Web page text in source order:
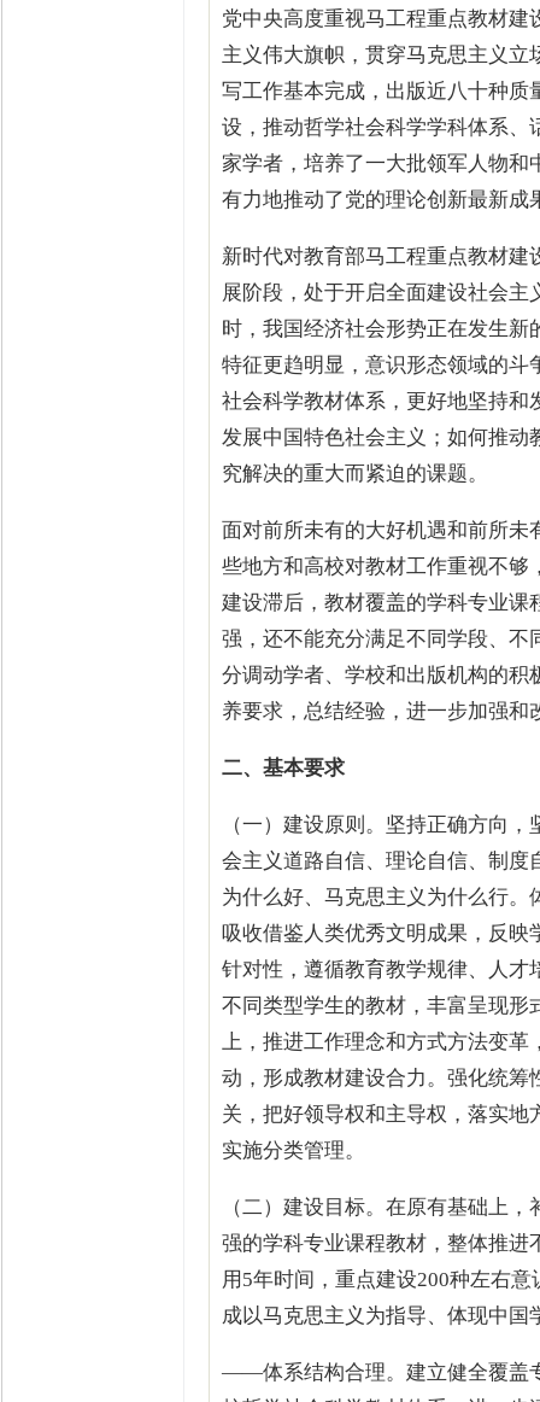
党中央高度重视马工程重点教材
主义伟大旗帜，贯穿马克思主义
写工作基本完成，出版近八十种
设，推动哲学社会科学学科体系
家学者，培养了一大批领军人物
有力地推动了党的理论创新最新
新时代对教育部马工程重点教材
展阶段，处于开启全面建设社会
时，我国经济社会形势正在发生
特征更趋明显，意识形态领域的
社会科学教材体系，更好地坚持
发展中国特色社会主义；如何推
究解决的重大而紧迫的课题。
面对前所未有的大好机遇和前所
些地方和高校对教材工作重视不
建设滞后，教材覆盖的学科专业
强，还不能充分满足不同学段、
分调动学者、学校和出版机构的
养要求，总结经验，进一步加强
二、基本要求
（一）建设原则。坚持正确方向
会主义道路自信、理论自信、制
为什么好、马克思主义为什么行
吸收借鉴人类优秀文明成果，反
针对性，遵循教育教学规律、人
不同类型学生的教材，丰富呈现
上，推进工作理念和方式方法变
动，形成教材建设合力。强化统
关，把好领导权和主导权，落实
实施分类管理。
（二）建设目标。在原有基础上
强的学科专业课程教材，整体推
用5年时间，重点建设200种左右
成以马克思主义为指导、体现中
——体系结构合理。建立健全覆盖